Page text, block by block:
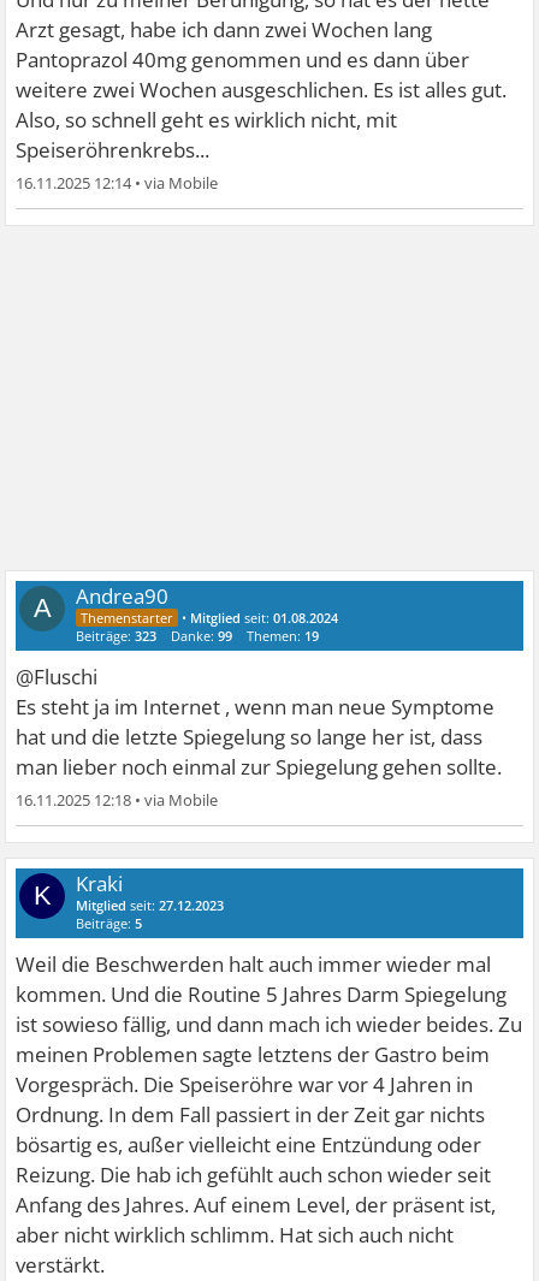
Arzt gesagt, habe ich dann zwei Wochen lang
Pantoprazol 40mg genommen und es dann über
weitere zwei Wochen ausgeschlichen. Es ist alles gut.
Also, so schnell geht es wirklich nicht, mit
Speiseröhrenkrebs...
16.11.2025 12:14•
A Andrea90
• Mitglied seit:01.08.2024
Beiträge:323 Danke:99 Themen: 19
@Fluschi
Es steht ja im Internet , wenn man neue Symptome
hat und die letzte Spiegelung so lange her ist, dass
man lieber noch einmal zur Spiegelung gehen sollte.
16.11.2025 12:18 •
K Kraki
Mitglied seit:27.12.2023
Beiträge:5
Weil die Beschwerden halt auch immer wieder mal
kommen. Und die Routine 5 Jahres Darm Spiegelung
ist sowieso fällig, und dann mach ich wieder beides. Zu
meinen Problemen sagte letztens der Gastro beim
Vorgespräch. Die Speiseröhre war vor 4 Jahren in
Ordnung. In dem Fall passiert in der Zeit gar nichts
bösartig es, außer vielleicht eine Entzündung oder
Reizung. Die hab ich gefühlt auch schon wieder seit
Anfang des Jahres. Auf einem Level, der präsent ist,
aber nicht wirklich schlimm. Hat sich auch nicht
verstärkt.